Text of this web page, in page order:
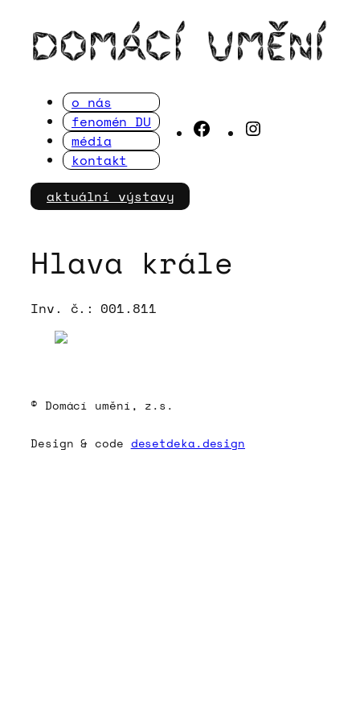
obsah
o nás
fenomén DU
média
kontakt
Facebook
aktuální výstavy
Hlava krále
Inv. č.: 001.811
© Domácí umění, z.s.
Design & code desetdeka.design